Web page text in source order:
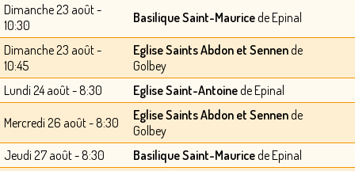
Dimanche 23 août -
10:30
Basilique Saint-Mauricede Epinal
Dimanche 23 août -
10:45
Eglise Saints Abdon et Sennende
Golbey
Lundi 24 août - 8:30
Eglise Saint-Antoinede Epinal
Mercredi 26 août - 8:30 Eglise Saints Abdon et Sennende
Golbey
Jeudi 27 août - 8:30
Basilique Saint-Mauricede Epinal